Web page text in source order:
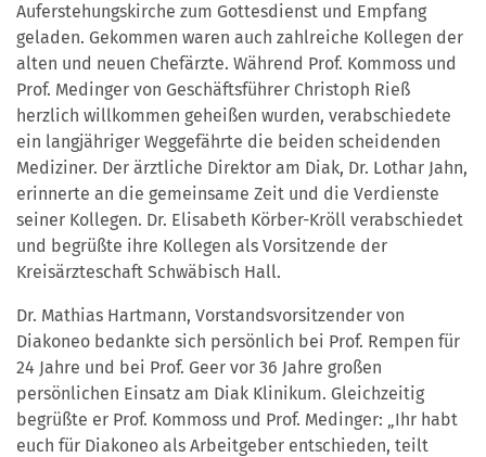
Auferstehungskirche zum Gottesdienst und Empfang
geladen. Gekommen waren auch zahlreiche Kollegen der
alten und neuen Chefärzte. Während Prof. Kommoss und
Prof. Medinger von Geschäftsführer Christoph Rieß
herzlich willkommen geheißen wurden, verabschiedete
ein langjähriger Weggefährte die beiden scheidenden
Mediziner. Der ärztliche Direktor am Diak, Dr. Lothar Jahn,
erinnerte an die gemeinsame Zeit und die Verdienste
seiner Kollegen. Dr. Elisabeth Körber-Kröll verabschiedet
und begrüßte ihre Kollegen als Vorsitzende der
Kreisärzteschaft Schwäbisch Hall.
Dr. Mathias Hartmann, Vorstandsvorsitzender von
Diakoneo bedankte sich persönlich bei Prof. Rempen für
24 Jahre und bei Prof. Geer vor 36 Jahre großen
persönlichen Einsatz am Diak Klinikum. Gleichzeitig
begrüßte er Prof. Kommoss und Prof. Medinger: „Ihr habt
euch für Diakoneo als Arbeitgeber entschieden, teilt